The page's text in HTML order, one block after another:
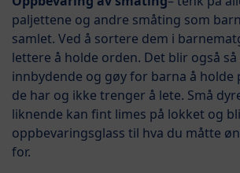
paljettene og andre småting som
samlet. Ved å sortere dem i
lettere å holde orden. Det blir også
innbydende og gøy for barna å holde
de har og ikke trenger å lete. Små
liknende kan fint limes på lokket og
oppbevaringsglass til hva du måtte
for.